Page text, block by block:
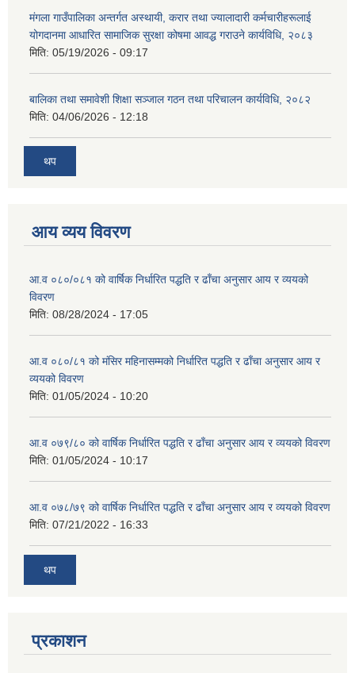
मंगला गाउँपालिका अन्तर्गत अस्थायी, करार तथा ज्यालादारी कर्मचारीहरूलाई
योगदानमा आधारित सामाजिक सुरक्षा कोषमा आवद्ध गराउने कार्यविधि, २०८३
मिति: 05/19/2026 - 09:17
बालिका तथा समावेशी शिक्षा सञ्जाल गठन तथा परिचालन कार्यविधि, २०८२
मिति: 04/06/2026 - 12:18
थप
आय व्यय विवरण
आ.व ०८०/०८१ को वार्षिक निर्धारित पद्धति र ढाँचा अनुसार आय र व्ययको
विवरण
मिति: 08/28/2024 - 17:05
आ.व ०८०/८१ को मंसिर महिनासम्मको निर्धारित पद्धति र ढाँचा अनुसार आय र
व्ययको विवरण
मिति: 01/05/2024 - 10:20
आ.व ०७९/८० को वार्षिक निर्धारित पद्धति र ढाँचा अनुसार आय र व्ययको विवरण
मिति: 01/05/2024 - 10:17
आ.व ०७८/७९ को वार्षिक निर्धारित पद्धति र ढाँचा अनुसार आय र व्ययको विवरण
मिति: 07/21/2022 - 16:33
थप
प्रकाशन